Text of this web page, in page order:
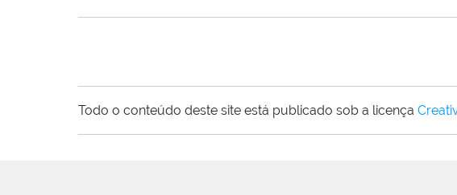
Todo o conteúdo deste site está publicado sob a licença